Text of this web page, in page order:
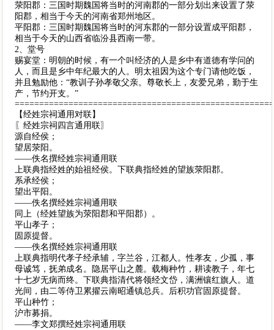
荥阳郡：三国时期魏国将当时的河南郡的一部分划出来设置了荥
阳郡，相当于今天的河南省郑州地区。
平阳郡：三国时期魏国将当时的河东郡的一部分设置成平阳郡，
相当于今天的山西省临汾县西南一带。
2、堂号
赐宴堂：明朝的时候，有一个叫经济的人是乡中有道德有学问的
人，而且是乡中年纪最大的人。明太祖因为这个专门请他吃饭，
并且勉励他：“教训子孙孝敬父亲。尊敬长上，友爱兄弟，勤于生
产，节约开支。”
【经姓宗祠通用对联】
〖经姓宗祠四言通用联〗
源自经侯；
望居荥阳。
——佚名撰经姓宗祠通用联
上联典指经姓的始祖经侯。下联典指经姓的望族荥阳郡。
系承经侯；
望出平阳。
——佚名撰经姓宗祠通用联
同上（经姓望族为荥阳郡和平阳郡）。
平山孝子；
固原提督。
——佚名撰经姓宗祠通用联
上联典指明代孝子经承辅，字兰谷，江都人。性孝友，少孤，事
母诚笃，抚弟成名。隐居平山之麓。载梅种竹，耕读教子，年七
十七岁无病而终。下联典指清代将领经文岱，满洲镶红旗人。道
光间，由二等侍卫累擢云南昭通镇总兵。后积功官固原提督。
平山种竹；
沪市募捐。
——李文郑撰经姓宗祠通用联